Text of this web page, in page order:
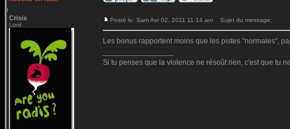
Crisis
Lord
Posté le: Sam Avr 02, 2011 11:14 am Sujet du message:
Les bonus rapportent moins que les pistes "normales",
Si tu penses que la violence ne résoût rien, c'est que tu